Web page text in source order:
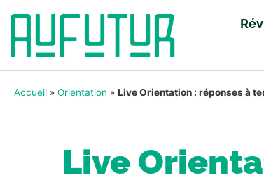
Accueil » Orientation » Live Orientation : réponses à
Live